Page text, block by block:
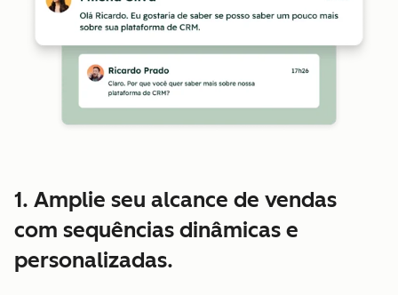
1. Amplie seu alcance de vendas
com sequências dinâmicas e
personalizadas.